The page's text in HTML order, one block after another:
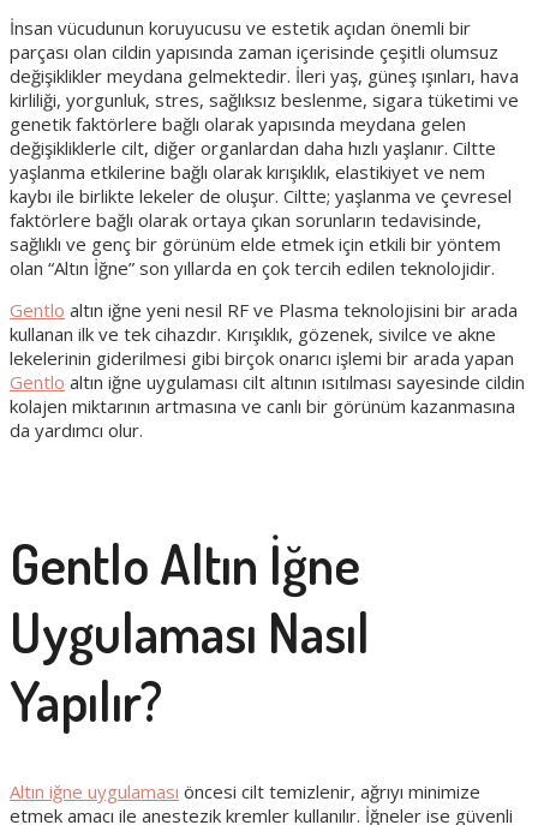
İnsan vücudunun koruyucusu ve estetik açıdan önemli bir
parçası olan cildin yapısında zaman içerisinde çeşitli olumsuz
değişiklikler meydana gelmektedir. İleri yaş, güneş ışınları, hava
kirliliği, yorgunluk, stres, sağlıksız beslenme, sigara tüketimi ve
genetik faktörlere bağlı olarak yapısında meydana gelen
değişikliklerle cilt, diğer organlardan daha hızlı yaşlanır. Ciltte
yaşlanma etkilerine bağlı olarak kırışıklık, elastikiyet ve nem
kaybı ile birlikte lekeler de oluşur. Ciltte; yaşlanma ve çevresel
faktörlere bağlı olarak ortaya çıkan sorunların tedavisinde,
sağlıklı ve genç bir görünüm elde etmek için etkili bir yöntem
olan “Altın İğne” son yıllarda en çok tercih edilen teknolojidir.
Gentlo altın iğne yeni nesil RF ve Plasma teknolojisini bir arada
kullanan ilk ve tek cihazdır. Kırışıklık, gözenek, sivilce ve akne
lekelerinin giderilmesi gibi birçok onarıcı işlemi bir arada yapan
Gentlo altın iğne uygulaması cilt altının ısıtılması sayesinde cildin
kolajen miktarının artmasına ve canlı bir görünüm kazanmasına
da yardımcı olur.
Gentlo Altın İğne
Uygulaması Nasıl
Yapılır?
Altın iğne uygulaması öncesi cilt temizlenir, ağrıyı minimize
etmek amacı ile anestezik kremler kullanılır. İğneler ise güvenli